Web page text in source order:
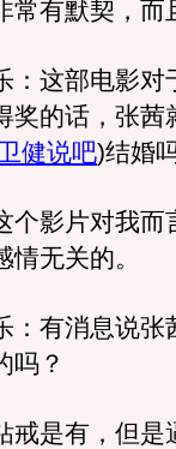
有默契，而
这部电影对
奖的话，张茜
健说吧)结婚
影片对我而
无关的。
有消息说张
吗？
是有，但是